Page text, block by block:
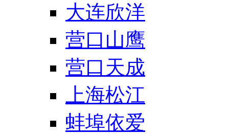
大连欣洋
营口山鹰
营口天成
上海松江
蚌埠依爱